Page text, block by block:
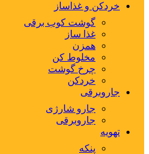
خردکن و غذاساز
گوشت کوب برقی
غذا ساز
همزن
مخلوط کن
چرخ گوشت
خردکن
جاروبرقی
جارو شارژی
جاروبرقی
تهویه
پنکه